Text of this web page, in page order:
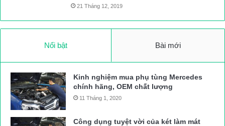
21 Tháng 12, 2019
Nổi bật Bài mới
Kinh nghiệm mua phụ tùng Mercedes
chính hãng, OEM chất lượng
11 Tháng 1, 2020
Công dụng tuyệt vời của két làm mát